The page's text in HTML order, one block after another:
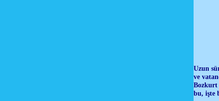
Uzun
ve
Bozkurt
bu, işte